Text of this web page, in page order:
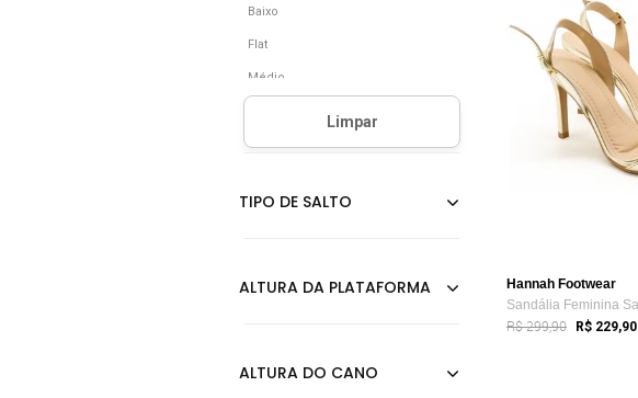
Baixo
Flat
Médio
Hannah Footwear
R$ 299,90 R$ 229,90